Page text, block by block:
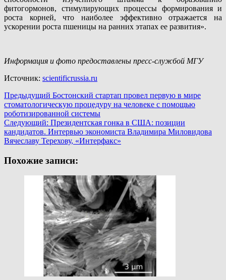
фитогормонов, стимулирующих процессы формирования и
роста корней, что наиболее эффективно отражается на
ускорении роста пшеницы на ранних этапах ее развития».
Информация и фото предоставлены пресс-службой МГУ
Источник: scientificrussia.ru
Навигация
записи
Предыдущий Бостонский стартап провел первую в мире
стоматологическую процедуру на человеке с помощью
роботизированной системы
Следующий: Президентская гонка в США: позиции
кандидатов. Интервью экономиста Владимира Миловидова
Вячеславу Терехову, «Интерфакс»
Похожие записи: